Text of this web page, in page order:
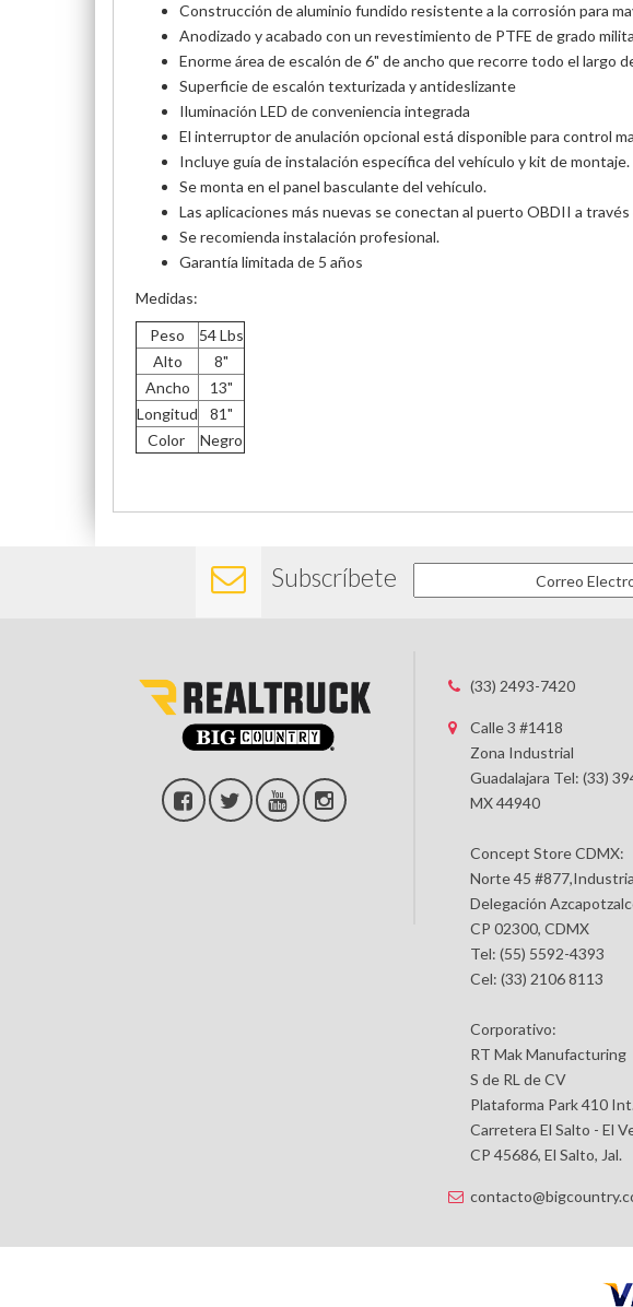
Construcción de aluminio fundido resistente a la corrosión para
Anodizado y acabado con un revestimiento de PTFE de grado
Enorme área de escalón de 6" de ancho que recorre todo el largo
Superficie de escalón texturizada y antideslizante
Iluminación LED de conveniencia integrada
El interruptor de anulación opcional está disponible para control
Incluye guía de instalación específica del vehículo y kit de montaje.
Se monta en el panel basculante del vehículo.
Las aplicaciones más nuevas se conectan al puerto OBDII a
Se recomienda instalación profesional.
Garantía limitada de 5 años
Medidas:
Peso
54 Lbs
Alto
8"
Ancho
13"
Longitud
81"
Color
Negro
Subscríbete
(33) 2493-7420
Calle 3 #1418
Zona Industrial
Guadalajara Tel: (33)
MX 44940
Concept Store CDMX:
Norte 45
Delegación
CP 02300, CDMX
Tel: (55) 5592-4393
Cel: (33) 2106 8113
Corporativo:
RT Mak Manufacturing
S de RL de CV
Plataforma Park 410
Carretera El Salto - El
CP 45686, El Salto, Jal.